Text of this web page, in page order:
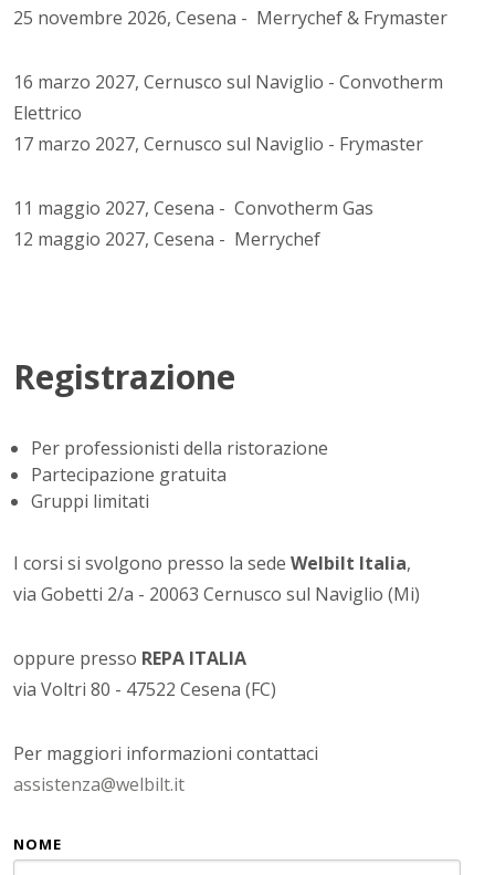
25 novembre 2026, Cesena - Merrychef & Frymaster
16 marzo 2027, Cernusco sul Naviglio - Convotherm
Elettrico
17 marzo 2027, Cernusco sul Naviglio - Frymaster
11 maggio 2027, Cesena - Convotherm Gas
12 maggio 2027, Cesena - Merrychef
Registrazione
Per professionisti della ristorazione
Partecipazione gratuita
Gruppi limitati
I corsi si svolgono presso la sede Welbilt Italia,
via Gobetti 2/a - 20063 Cernusco sul Naviglio (Mi)
oppure presso REPA ITALIA
via Voltri 80 - 47522 Cesena (FC)
Per maggiori informazioni contattaci
assistenza@welbilt.it
NOME